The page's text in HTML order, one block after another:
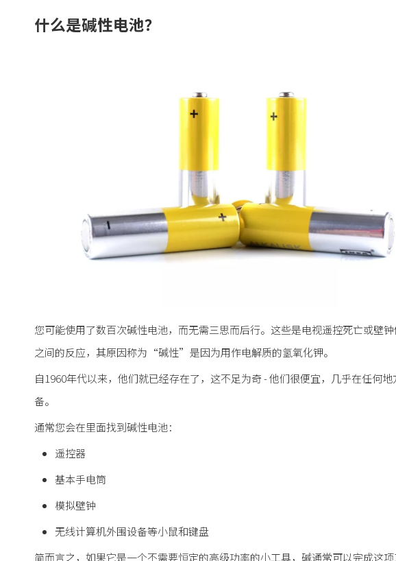
什么是碱性电池？
您可能使用了数百次碱性电池，而无需三思而后行。这些是电视遥控死亡或壁
之间的反应，其原因称为“碱性”是因为用作电解质的氢氧化钾。
自1960年代以来，他们就已经存在了，这不足为奇 - 他们很便宜，几乎在任何
备。
通常您会在里面找到碱性电池：
遥控器
基本手电筒
模拟壁钟
无线计算机外围设备等小鼠和键盘
简而言之，如果它是一个不需要恒定的高级功率的小工具，碱通常可以完成这项